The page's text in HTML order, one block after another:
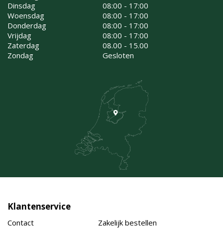
Dinsdag
08:00 - 17:00
Woensdag
08:00 - 17:00
Donderdag
08:00 - 17:00
Vrijdag
08:00 - 17:00
Zaterdag
08.00 - 15.00
Zondag
Gesloten
Klantenservice
Contact
Zakelijk bestellen